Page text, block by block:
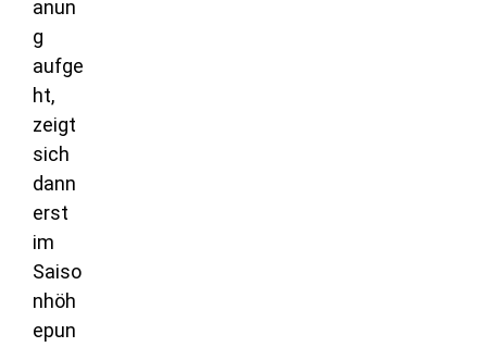
anun
g
aufge
ht,
zeigt
sich
dann
erst
im
Saiso
nhöh
epun